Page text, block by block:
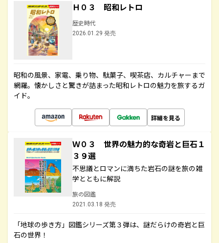
Ｈ０３ 昭和レトロ
歴史時代
2026.01.29 発売
昭和の風景、家電、乗り物、駄菓子、喫茶店、カルチャーまで
網羅。懐かしさと驚きが詰まった昭和レトロの魅力を旅するガ
イド。
詳細を見る
Ｗ０３ 世界の魅力的な奇岩と巨石１
３９選
不思議とロマンに満ちた岩石の謎を旅の雑
学とともに解説
旅の図鑑
2021.03.18 発売
「地球の歩き方」図鑑シリーズ第３弾は、謎だらけの奇岩と巨
石の世界！